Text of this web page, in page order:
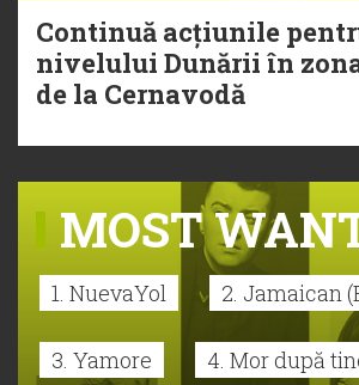
Continuă acțiunile
nivelului Dunării în
de la Cernavodă
MOST
1. NuevaYol 2. Jamaican
3. Yamore 4. Mor după